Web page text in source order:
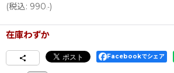
(税込: 990.-)
在庫わずか
Facebookでシェア